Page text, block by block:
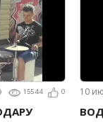
15544 0 10